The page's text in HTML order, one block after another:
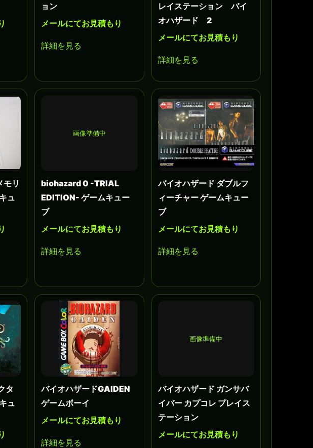
ョン
メールにてお見積もり
詳細を見る
レイステーション バイ
オハザード 2
メールにてお見積もり
詳細を見る
リ
ュ
画像準備中
biohazard 0 -TRIAL
EDITION- ゲームキュー
ブ
メールにてお見積もり
詳細を見る
バイオハザード ダブルフ
ィーチャー ゲームキュー
ブ
メールにてお見積もり
詳細を見る
タ
ュ
バイオハザードGAIDEN
ゲームボーイ
メールにてお見積もり
詳細を見る
画像準備中
バイオハザード ガンサバ
イバー カプコレ プレイス
テーション
メールにてお見積もり